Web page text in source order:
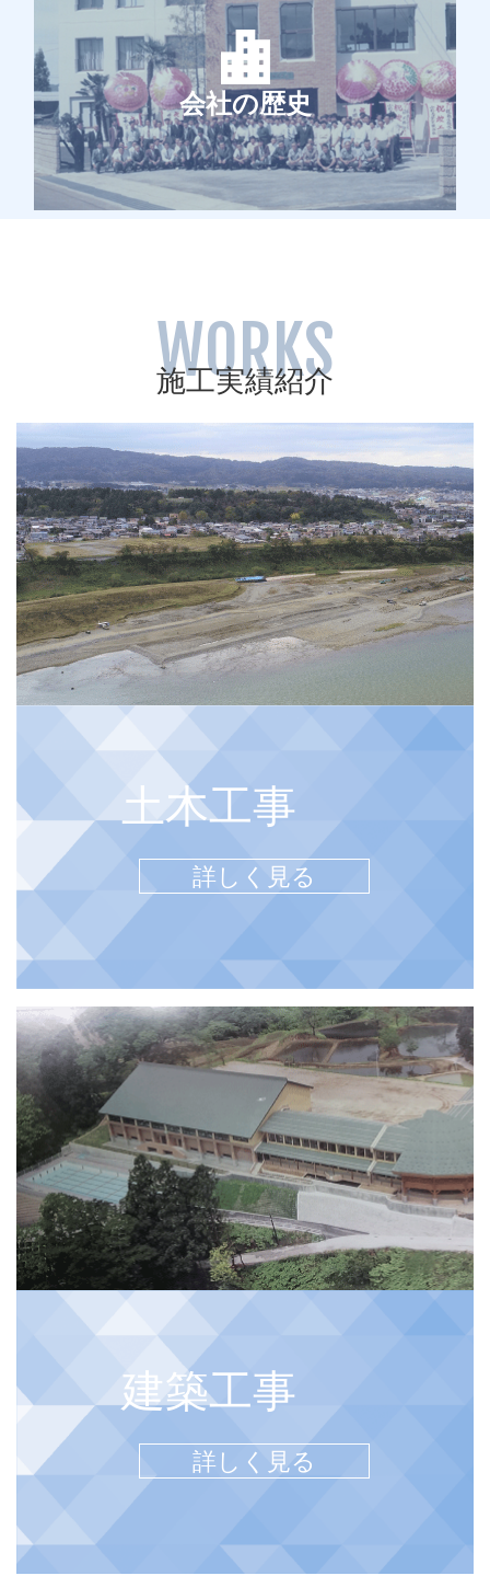
会社の歴史
WORKS
施工実績紹介
土木工事
詳しく見る
建築工事
詳しく見る